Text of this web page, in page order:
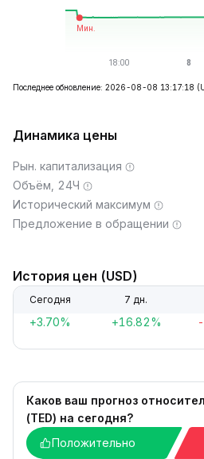
Последнее обновление: 2026-08-08 13:17:18
Динамика цены
Рын. капитализация
Объём, 24Ч
Исторический максимум
Предложение в обращении
История цен (USD)
Сегодня 7 дн.
+3.70% +16.82%
Каков ваш прогноз
(TED) на сегодня?
Положительно